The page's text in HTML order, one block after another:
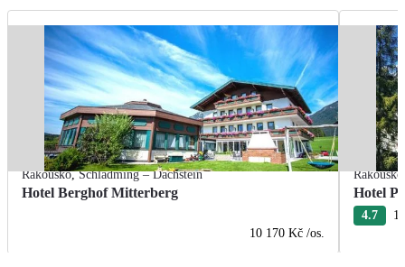
Rakousko,Schladming – Dachstein
Hotel Berghof Mitterberg
10 170 Kč /os.
Rakousko
Hotel
4.7